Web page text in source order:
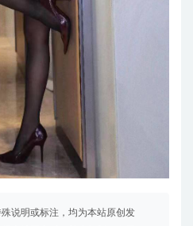
说明或标注，均为本站原创发